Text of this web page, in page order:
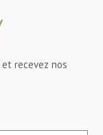
recevez nos